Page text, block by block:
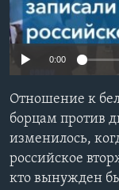
Learning English
Языки
0:00
Отношение к
борцам против
изменилось,
российское
кто вынужден